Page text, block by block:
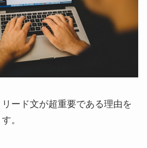
ード文が超重要である理由を
。